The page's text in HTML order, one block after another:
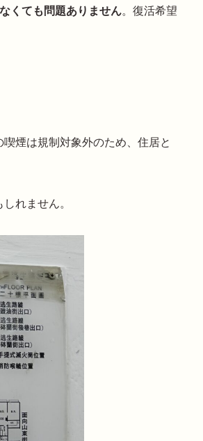
くても問題ありません。復活希望
煙は規制対象外のため、住居と
れません。